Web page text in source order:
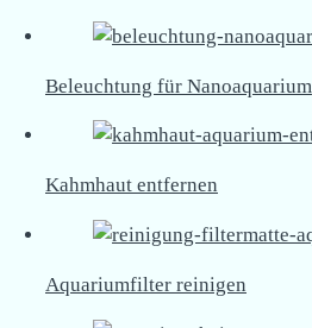
Beleuchtung für Nanoaquarium
Kahmhaut entfernen
Aquariumfilter reinigen